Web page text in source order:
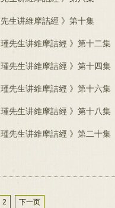
先生讲維摩詰經 》第十集
瑾先生讲維摩詰經 》第十二集
瑾先生讲維摩詰經 》第十四集
瑾先生讲維摩詰經 》第十六集
瑾先生讲維摩詰經 》第十八集
瑾先生讲維摩詰經 》第二十集
2 下一页